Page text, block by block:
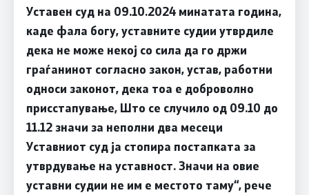
Уставен суд на 09.10.2024 минатата година,
каде фала богу, уставните судии утврдиле
дека не може некој со сила да го држи
граѓанинот согласно закон, устав, работни
односи законот, дека тоа е доброволно
присстапување, Што се случило од 09.10 до
11.12 значи за неполни два месеци
Уставниот суд ја стопира постапката за
утврдување на уставност. Значи на овие
уставни судии не им е местото таму“, рече